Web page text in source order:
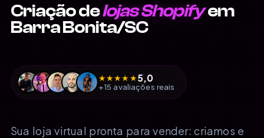
Criação delojas Shopifyem
Barra Bonita/SC
★★★★★5,0
+15 avaliações reais
Sua loja virtual pronta para vender: criamos e